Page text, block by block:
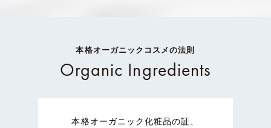
本格オーガニックコスメの法則
Organic Ingredients
本格オーガニック化粧品の証、